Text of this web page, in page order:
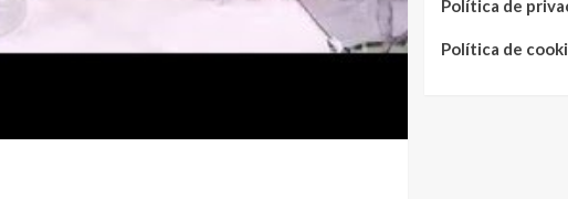
Política de
Política de